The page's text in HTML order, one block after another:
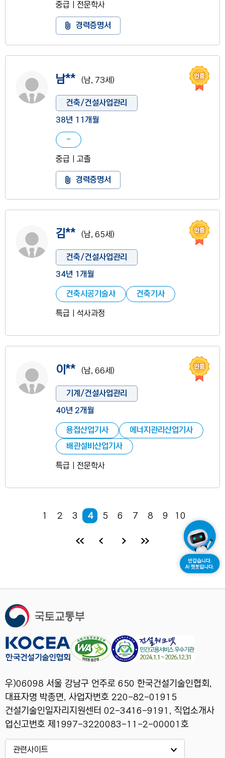
중급ㅣ전문학사
경력증명서
사진 없음
남** (남, 73세)
건축/건설사업관리
38년 11개월
-
중급ㅣ고졸
경력증명서
사진 없음
김** (남, 65세)
건축/건설사업관리
34년 1개월
건축시공기술사 건축기사
특급ㅣ석사과정
사진 없음
이** (남, 66세)
기계/건설사업관리
40년 2개월
용접산업기사
에너지관리산업기사
배관설비산업기사
특급ㅣ전문학사
처음 페이지로 이동
이전 페이지로 이동
1 2 3 4현재 페이지
5 6 7 8 9 10
다음 페이지로 이동
마지막 페이지로 이동
우)06098 서울 강남구 언주로 650 한국건설기술인협회,
대표자명 박종면, 사업자번호 220-82-01915
건설기술인일자리지원센터 02-3416-9191, 직업소개사
업신고번호 제1997-3220083-11-2-00001호